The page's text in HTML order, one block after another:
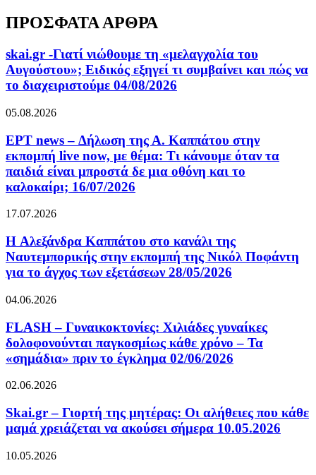
ΠΡΟΣΦΑΤΑ ΑΡΘΡΑ
skai.gr -Γιατί νιώθουμε τη «μελαγχολία του
Αυγούστου»; Ειδικός εξηγεί τι συμβαίνει και πώς να
το διαχειριστούμε 04/08/2026
05.08.2026
ΕΡΤ news – Δήλωση της Α. Καππάτου στην
εκπομπή live now, με θέμα: Τι κάνουμε όταν τα
παιδιά είναι μπροστά δε μια οθόνη και το
καλοκαίρι; 16/07/2026
17.07.2026
H Αλεξάνδρα Καππάτου στο κανάλι της
Ναυτεμπορικής στην εκπομπή της Νικόλ Ποφάντη
για το άγχος των εξετάσεων 28/05/2026
04.06.2026
FLASH – Γυναικοκτονίες: Χιλιάδες γυναίκες
δολοφονούνται παγκοσμίως κάθε χρόνο – Τα
«σημάδια» πριν το έγκλημα 02/06/2026
02.06.2026
Skai.gr – Γιορτή της μητέρας: Οι αλήθειες που κάθε
μαμά χρειάζεται να ακούσει σήμερα 10.05.2026
10.05.2026